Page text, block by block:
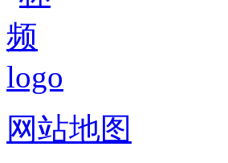
网站地图